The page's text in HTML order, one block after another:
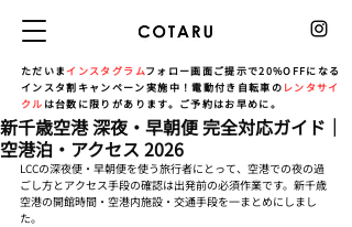
ただいま インスタグラムフォロー画面ご提示で20%OFFになる
インスタ割キャンペーン実施中！電動付き自転車の レンタサイ
クル は台数に限りがあります。ご予約はお早めに。
新千歳空港 深夜・早朝便 完全対応ガイド｜
空港泊・アクセス 2026
LCCの深夜便・早朝便を使う旅行者にとって、空港での夜の過
ごし方とアクセス手段の確認は出発前の必須作業です。新千歳
空港の開館時間・空港内施設・交通手段を一まとめにしまし
た。